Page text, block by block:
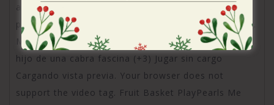
agrada (+3) Apostar de balde Cargando mirada
previa. Your browser does not support the video tag.
Mafia Story PlayPearls Me gusta (+1) Vete al carajo
hijo de una cabra fascina (+3) Jugar sin cargo
Cargando vista previa. Your browser does not
support the video tag. Fruit Basket PlayPearls Me